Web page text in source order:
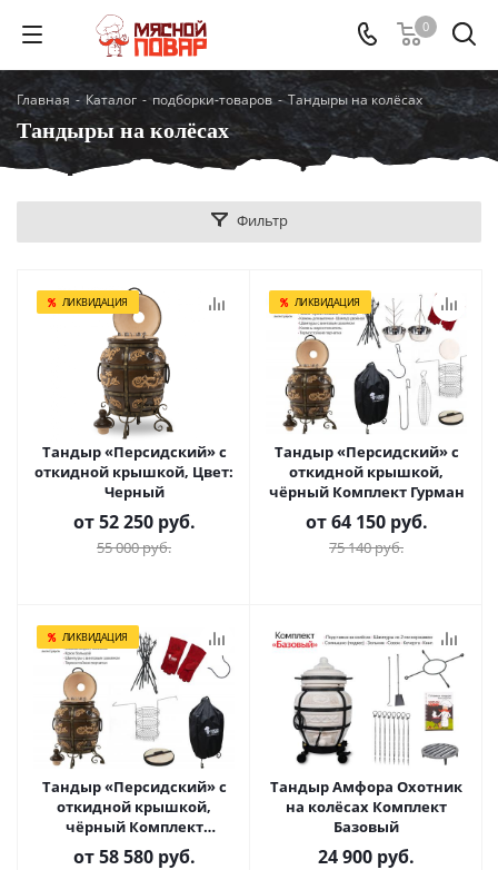
0
Главная - Каталог - подборки-товаров - Тандыры на колёсах
Тандыры на колёсах
Фильтр
ЛИКВИДАЦИЯ
Тандыр «Персидский» с
откидной крышкой, Цвет:
Черный
от52 250 руб.
55 000 руб.
ЛИКВИДАЦИЯ
Тандыр «Персидский» с
откидной крышкой,
чёрный Комплект Гурман
от64 150 руб.
75 140 руб.
ЛИКВИДАЦИЯ
Тандыр «Персидский» с
откидной крышкой,
чёрный Комплект
Практичный
от58 580 руб.
Тандыр Амфора Охотник
на колёсах Комплект
Базовый
24 900 руб.